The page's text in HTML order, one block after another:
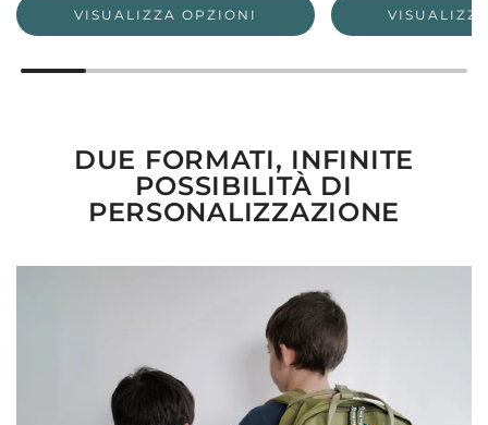
VISUALIZZA OPZIONI
DUE FORMATI, INFINITE
POSSIBILITÀ DI
PERSONALIZZAZIONE